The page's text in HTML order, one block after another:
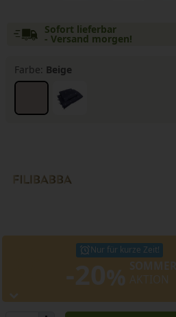
Sofort lieferbar
- Versand morgen!
Farbe: Beige
Nur für kurze Zeit!